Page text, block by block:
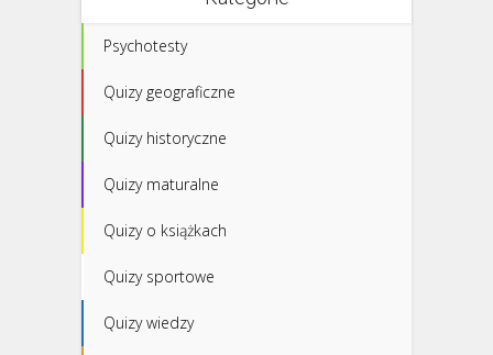
Psychotesty
Quizy geograficzne
Quizy historyczne
Quizy maturalne
Quizy o książkach
Quizy sportowe
Quizy wiedzy